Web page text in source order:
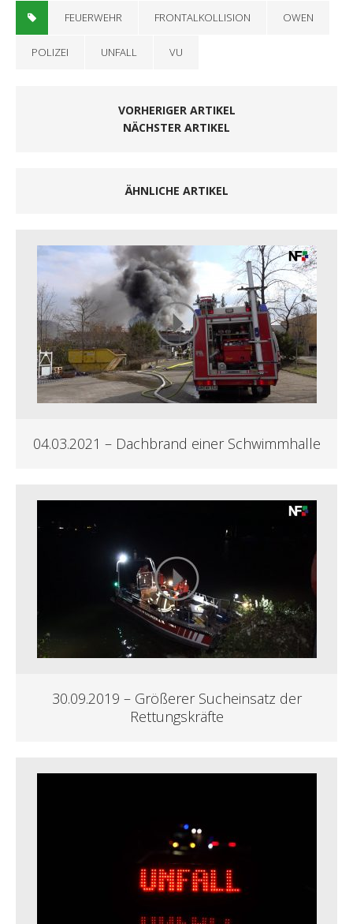
FEUERWEHR FRONTALKOLLISION OWEN
POLIZEI UNFALL VU
VORHERIGER ARTIKEL
NÄCHSTER ARTIKEL
ÄHNLICHE ARTIKEL
04.03.2021 – Dachbrand einer Schwimmhalle
30.09.2019 – Größerer Sucheinsatz der
Rettungskräfte